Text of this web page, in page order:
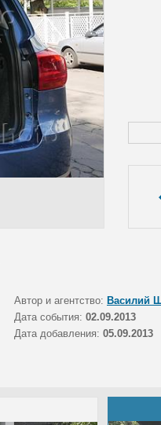
Автор и агентство: Василий
Дата события: 02.09.2013
Дата добавления: 05.09.2013